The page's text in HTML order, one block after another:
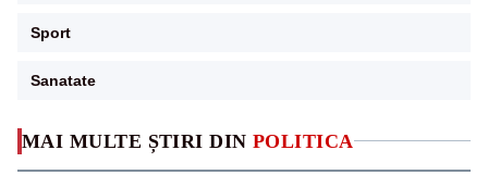
MAI MULTE ȘTIRI DIN POLITICA
Sport
Sanatate